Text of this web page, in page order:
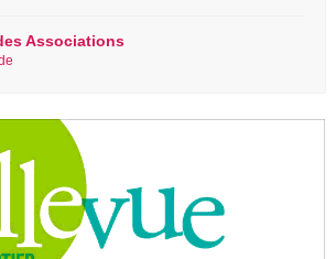
Associations